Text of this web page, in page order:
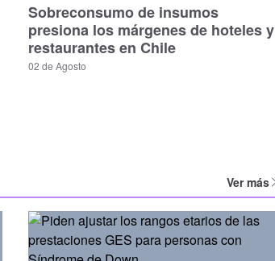
Sobreconsumo de insumos
presiona los márgenes de hoteles y
restaurantes en Chile
02 de Agosto
Ver más